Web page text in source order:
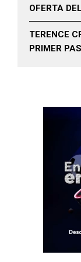
OFERTA
TERENCE
PRIMER